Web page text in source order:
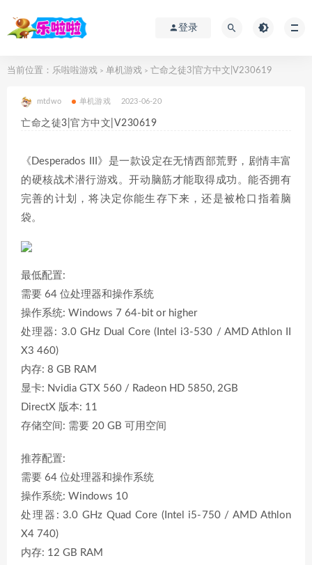
登录
当前位置： 乐啦啦游戏 > 单机游戏 > 亡命之徒3|官方中文|V230619
mtdwo 单机游戏 2023-06-20
亡命之徒3|官方中文|V230619
《Desperados III》是一款设定在无情西部荒野，剧情丰富
的硬核战术潜行游戏。开动脑筋才能取得成功。能否拥有
完善的计划，将决定你能生存下来，还是被枪口指着脑
袋。
最低配置:
需要 64 位处理器和操作系统
操作系统: Windows 7 64-bit or higher
处理器: 3.0 GHz Dual Core (Intel i3-530 / AMD Athlon II
X3 460)
内存: 8 GB RAM
显卡: Nvidia GTX 560 / Radeon HD 5850, 2GB
DirectX 版本: 11
存储空间: 需要 20 GB 可用空间
推荐配置:
需要 64 位处理器和操作系统
操作系统: Windows 10
处理器: 3.0 GHz Quad Core (Intel i5-750 / AMD Athlon
X4 740)
内存: 12 GB RAM